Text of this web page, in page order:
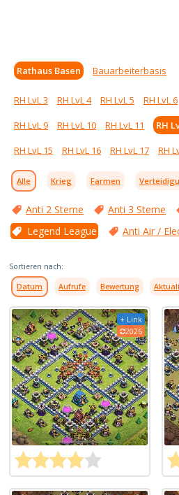
Rathaus Basen Bauarbeiterbasis
RH LvL 3 RH LvL 4 RH LvL 5 RH LvL 6
RH LvL 9
RH LvL 10 RH LvL 11 RH
RH LvL 15
RH LvL 16 RH LvL 17 RH
Alle Krieg Farmen
Anti 2 Sterne Anti 3 Sterne
Legend League
Anti Air /
Sortieren nach:
Datum Aufrufe Bewertung
+ Link
2026